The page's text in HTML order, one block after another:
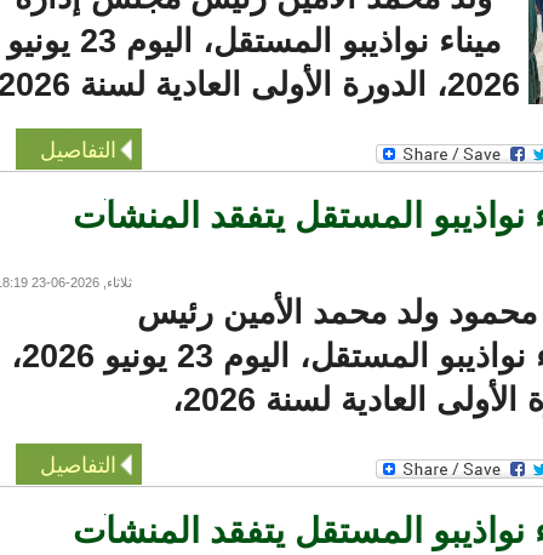
ميناء نواذيبو المستقل، اليوم 23 يونيو
الدورة الأولى العادية لسنة 2026،
التفاصيل
المستقل يتفقد المنشآت
ثلاثاء, 2026-06-23 18:19
ولد محمد الأمين رئيس
مجلس إدارة ميناء نواذيبو المستقل، اليوم 23 يونيو 2026،
العادية لسنة 2026،
التفاصيل
المستقل يتفقد المنشآت